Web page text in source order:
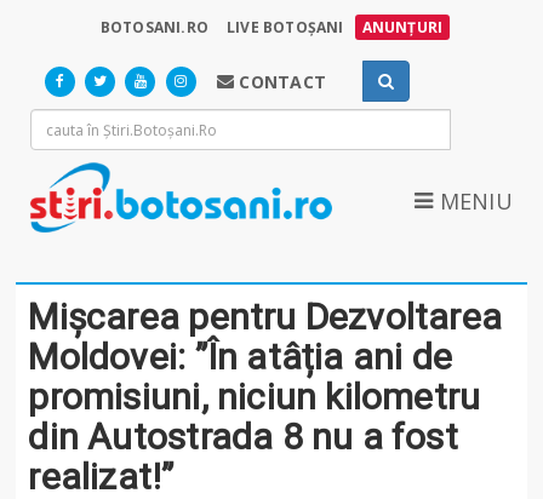
BOTOSANI.RO LIVE BOTOȘANI ANUNȚURI
CONTACT
MENIU
Mișcarea pentru Dezvoltarea
Moldovei: ”În atâția ani de
promisiuni, niciun kilometru
din Autostrada 8 nu a fost
realizat!”